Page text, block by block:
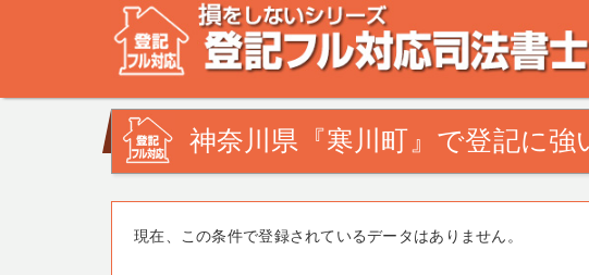
不動産登記の相談なら、登記フル対応司法書士ドットコム。田舎の空き家
みを司法書士・土地家屋調査士が解決致します！
神奈川県『寒川町』で登記に強
現在、この条件で登録されているデータはありません。